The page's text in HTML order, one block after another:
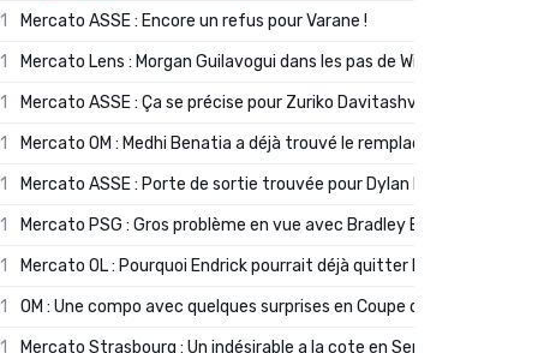
Mercato ASSE : Encore un refus pour Varane !
Mercato Lens : Morgan Guilavogui dans les pas de Will Still ?
Mercato ASSE : Ça se précise pour Zuriko Davitashvili
Mercato OM : Medhi Benatia a déjà trouvé le remplaçant de Robinio
Mercato ASSE : Porte de sortie trouvée pour Dylan Batubinsika
Mercato PSG : Gros problème en vue avec Bradley Barcola ?
Mercato OL : Pourquoi Endrick pourrait déjà quitter Lyon en janvier
OM : Une compo avec quelques surprises en Coupe de France
Mercato Strasbourg : Un indésirable a la cote en Serie A